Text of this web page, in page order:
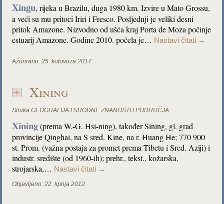
Xingu, rijeka u Brazilu, duga 1980 km. Izvire u Mato Grossu,
a veći su mu pritoci Iriri i Fresco. Posljednji je veliki desni
pritok Amazone. Nizvodno od ušća kraj Porta de Moza počinje
estuarij Amazone. Godine 2010. počela je… Nastavi čitati →
Ažurirano: 25. kolovoza 2017.
Xining
Struka GEOGRAFIJA I SRODNE ZNANOSTI I PODRUČJA
Xining (prema W.-G. Hsi-ning), također Sining, gl. grad
provincije Qinghai, na S sred. Kine, na r. Huang He; 770 900
st. Prom. (važna postaja za promet prema Tibetu i Sred. Aziji) i
industr. središte (od 1960-ih); prehr., tekst., kožarska,
strojarska,… Nastavi čitati →
Objavljeno: 22. lipnja 2012.